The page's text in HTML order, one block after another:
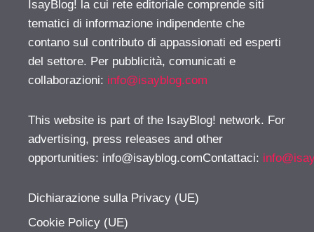
IsayBlog! la cui rete editoriale comprende siti
tematici di informazione indipendente che
contano sul contributo di appassionati ed esperti
del settore. Per pubblicità, comunicati e
collaborazioni: info@isayblog.com
This website is part of the IsayBlog! network. For
advertising, press releases and other
opportunities: info@isayblog.comContattaci:
Dichiarazione sulla Privacy (UE)
Cookie Policy (UE)